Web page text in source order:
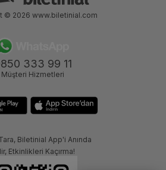
333 99 11
Müşteri Hizmetleri
Tara, Biletinial App'i Anında
Etkinlikleri Kaçırma!
© 2026 www.biletinial.com